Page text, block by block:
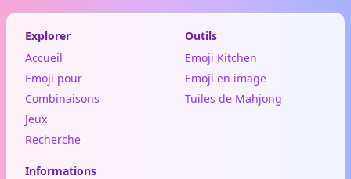
Explorer
Accueil
Emoji pour
Combinaisons
Jeux
Recherche
Outils
Emoji Kitchen
Emoji en image
Tuiles de Mahjong
Informations